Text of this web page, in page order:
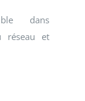
dans
réseau et